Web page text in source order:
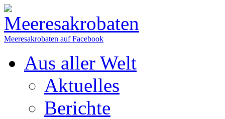
Meeresakrobaten auf Facebook
Aus aller Welt
Aktuelles
Berichte